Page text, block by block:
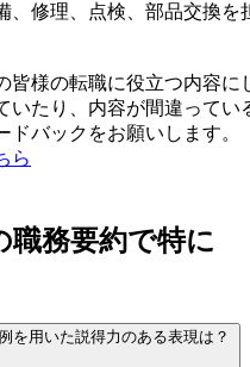
、修理、点検、部品交換を
皆様の転職に役立つ内容に
いたり、内容が間違ってい
バックをお願いします。
ら
職務要約で特に
を用いた説得力のある表現は？